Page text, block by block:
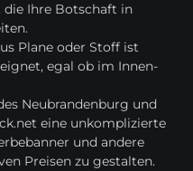
die Ihre Botschaft in
Plane oder Stoff ist
egal ob im Innen-
Neubrandenburg und
eine unkomplizierte
und andere
Preisen zu gestalten.